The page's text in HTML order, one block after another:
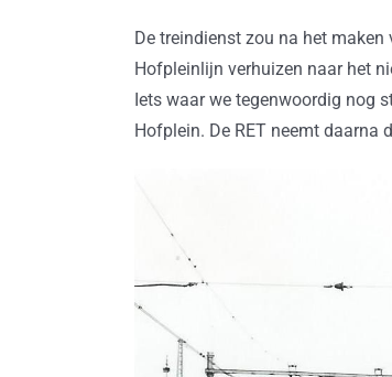
De treindienst zou na het
Hofpleinlijn verhuizen naar het
Iets waar we tegenwoordig nog
Hofplein. De RET neemt daarna